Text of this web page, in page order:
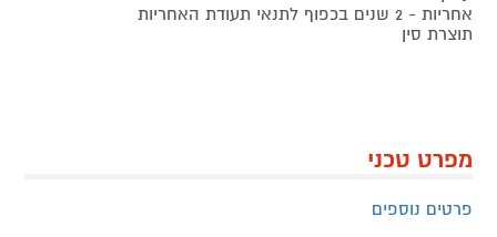
אחריות - 2 שנים בכפוף לתנאי תעודת האחריות
תוצרת סין
מפרט טכני
פרטים נוספים